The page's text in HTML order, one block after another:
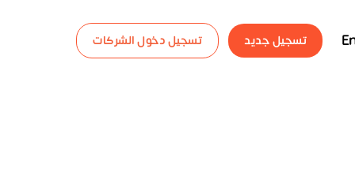
تسجيل جديد تسجيل دخول الشركات